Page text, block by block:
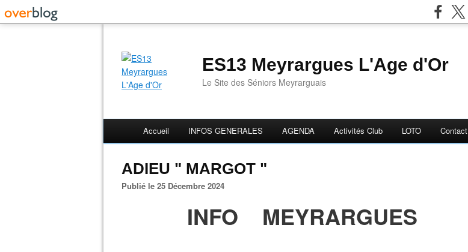
ES13 Meyrargues L'Age d'Or
Le Site des Séniors Meyrarguais
Accueil INFOS GENERALES AGENDA Activités Club LOTO Contact
ADIEU " MARGOT "
Publié le 25 Décembre 2024
INFO MEYRARGUES